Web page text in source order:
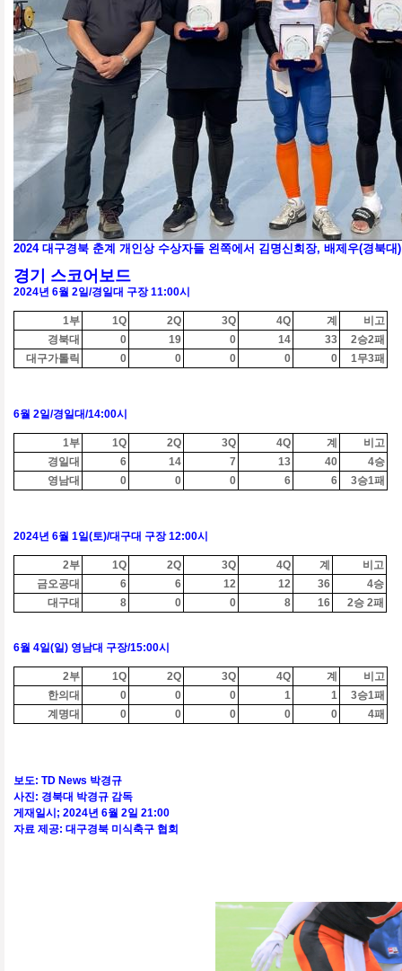
2024 대구경북 춘계 개인상 수상자들 왼쪽에서 김명신회장, 배제우(경북
경기 스코어보드
2024년 6월 2일/경일대 구장11:00시
1부 1Q 2Q 3Q 4Q 계
비고
경북대
0 19 0 14 33 2승2패
대구가톨릭
0 0 0 0 0 1무3패
6월 2일/경일대/14:00시
1부 1Q 2Q 3Q 4Q 계
비고
경일대
6 14 7 13 40
4승
영남대
0 0 0 6 6 3승1패
2024년 6월 1일(토)/대구대 구장12:00시
2부 1Q 2Q 3Q 4Q 계
비고
금오공대
6 6 12 12 36 4승
대구대
8 0 0 8 16 2승2패
6월 4일(일) 영남대 구장/15:00시
2부 1Q 2Q 3Q 4Q 계
비고
한의대
0 0 0 1 1 3승1패
계명대
0 0 0 0 0 4패
보도: TD News 박경규
사진: 경북대 박경규 감독
게재일시; 2024년 6월 2일 21:00
자료 제공: 대구경북 미식축구 협회